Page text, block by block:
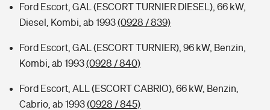
Ford Escort, GAL (ESCORT TURNIER DIESEL), 66 kW,
Diesel, Kombi, ab 1993(0928 / 839)
Ford Escort, GAL (ESCORT TURNIER), 96 kW, Benzin,
Kombi, ab 1993(0928 / 840)
Ford Escort, ALL (ESCORT CABRIO), 66 kW, Benzin,
Cabrio, ab 1993(0928 / 845)